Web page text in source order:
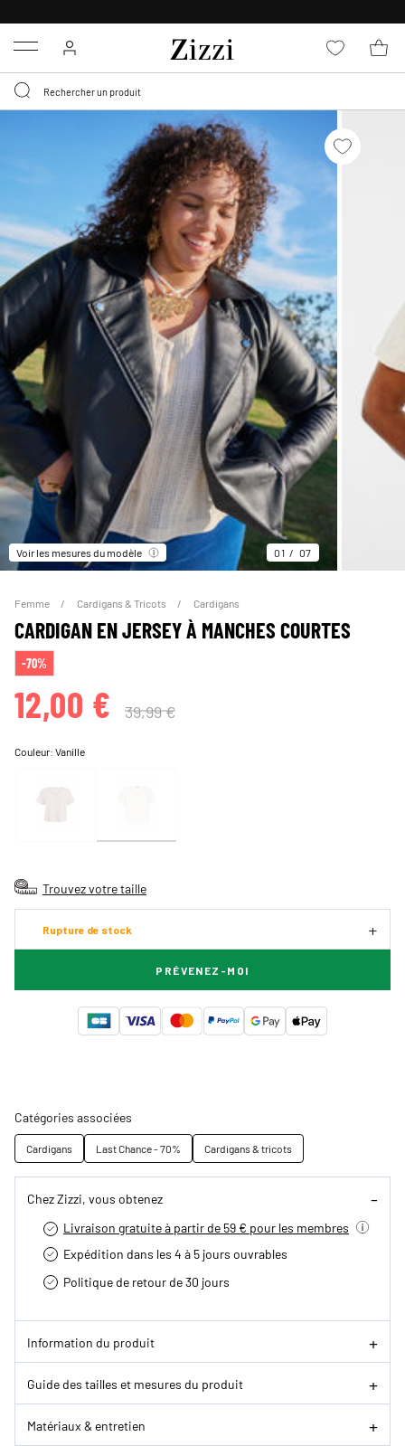
Menu
Voir les mesures du modèle 01 07
Femme Cardigans & Tricots Cardigans
CARDIGAN EN JERSEY À MANCHES COURTES
-70%
12,00 € 39,99 €
Couleur:Vanille
Trouvez votre taille
Rupture de stock
PRÉVENEZ-MOI
Catégories associées
Cardigans Last Chance - 70% Cardigans & tricots
Chez Zizzi, vous obtenez
Livraison gratuite à partir de 59 € pour les membres
Expédition dans les 4 à 5 jours ouvrables
Politique de retour de 30 jours
Information du produit
Guide des tailles et mesures du produit
Matériaux & entretien